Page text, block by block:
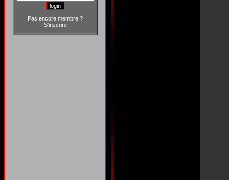
Pas encore membre ?
S'inscrire